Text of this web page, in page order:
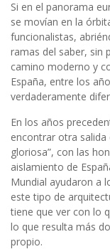
Si en el panorama
se movían en la
funcionalistas,
ramas del saber, sin
camino moderno y
España, entre los
verdaderamente
En los años
encontrar otra salida
gloriosa”, con las
aislamiento de
Mundial ayudaron a
este tipo de
tiene que ver con lo
lo que resulta más
propio.